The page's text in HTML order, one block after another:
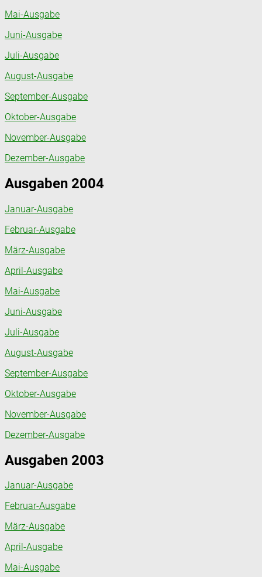
Mai-Ausgabe
Juni-Ausgabe
Juli-Ausgabe
August-Ausgabe
September-Ausgabe
Oktober-Ausgabe
November-Ausgabe
Dezember-Ausgabe
Ausgaben 2004
Januar-Ausgabe
Februar-Ausgabe
März-Ausgabe
April-Ausgabe
Mai-Ausgabe
Juni-Ausgabe
Juli-Ausgabe
August-Ausgabe
September-Ausgabe
Oktober-Ausgabe
November-Ausgabe
Dezember-Ausgabe
Ausgaben 2003
Januar-Ausgabe
Februar-Ausgabe
März-Ausgabe
April-Ausgabe
Mai-Ausgabe